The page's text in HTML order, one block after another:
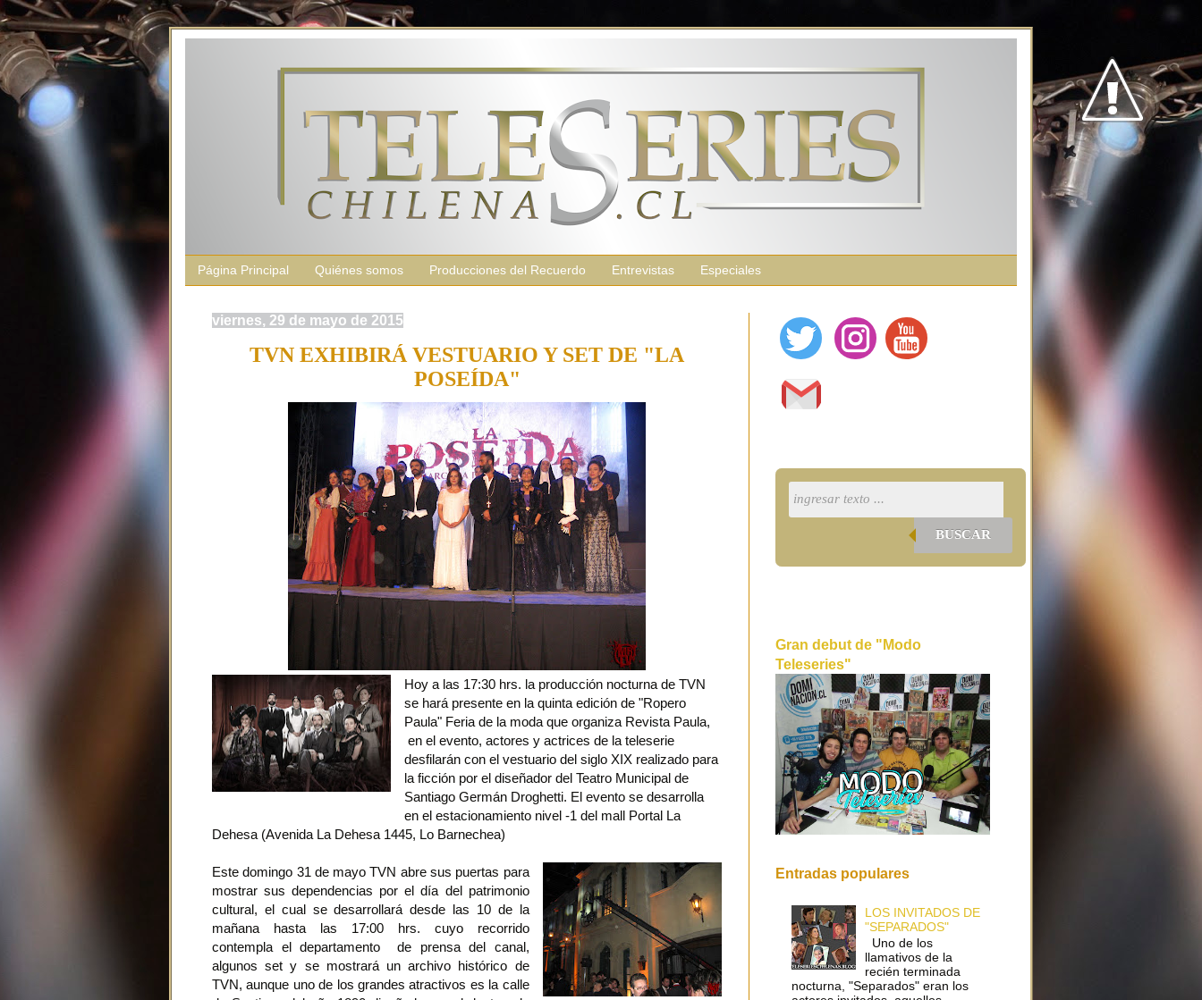
Página Principal Quiénes somos Producciones del Recuerdo Entrevistas Especiales
viernes, 29 de mayo de 2015
TVN EXHIBIRÁ VESTUARIO Y SET DE "LA
POSEÍDA"
Hoy a las 17:30 hrs. la producción nocturna de TVN
se hará presente en la quinta edición de "Ropero
Paula" Feria de la moda que organiza Revista Paula,
en el evento, actores y actrices de la teleserie
desfilarán con el vestuario del siglo XIX realizado para
la ficción por el diseñador del Teatro Municipal de
Santiago Germán Droghetti. El evento se desarrolla
en el estacionamiento nivel -1 del mall Portal La
Dehesa (Avenida La Dehesa 1445, Lo Barnechea)
Este domingo 31 de mayo TVN abre sus puertas para
mostrar sus dependencias por el día del patrimonio
cultural, el cual se desarrollará desde las 10 de la
mañana hasta las 17:00 hrs. cuyo recorrido
contempla el departamento de prensa del canal,
algunos set y se mostrará un archivo histórico de
TVN, aunque uno de los grandes atractivos es la calle
BUSCAR
Gran debut de "Modo
Teleseries"
Entradas populares
LOS INVITADOS DE
"SEPARADOS"
Uno de los
llamativos de la
recién terminada
nocturna, "Separados" eran los